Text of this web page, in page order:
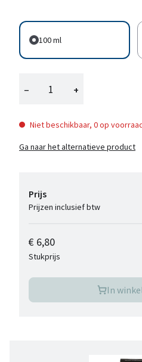
100 ml
− +
Niet beschikbaar, 0 op
Ga naar het alternatieve product
Prijs
Prijzen inclusief btw
€ 6,80
Stukprijs
In